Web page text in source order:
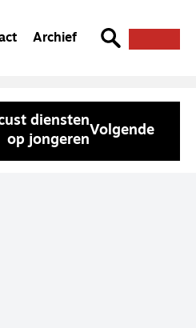
Archief
diensten
op jongeren
Volgende